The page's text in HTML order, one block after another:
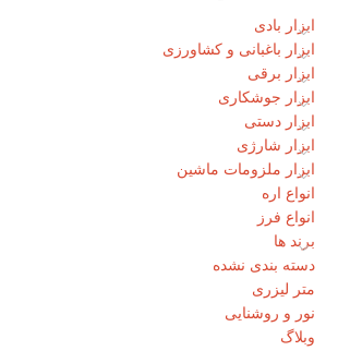
ابزار بادی
ابزار باغبانی و کشاورزی
ابزار برقی
ابزار جوشکاری
ابزار دستی
ابزار شارژی
ابزار ملزومات ماشین
انواع اره
انواع فرز
برند ها
دسته بندی نشده
متر لیزری
نور و روشنایی
وبلاگ